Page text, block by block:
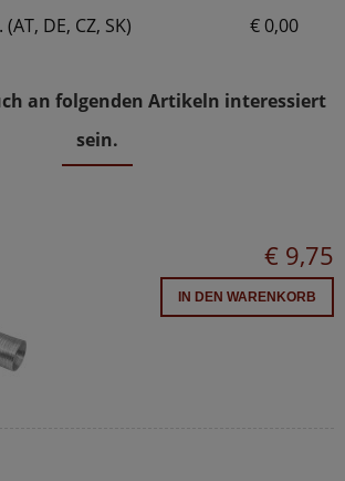
DE, CZ, SK) € 0,00
an folgenden Artikeln interessiert
sein.
€ 9,75
IN DEN WARENKORB